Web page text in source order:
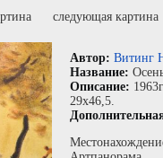
следующая картина
Автор: Витинг
Название:
Описание:
29x46,5.